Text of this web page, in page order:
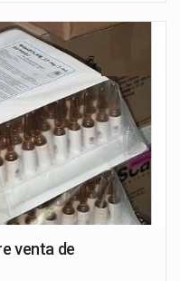
venta de